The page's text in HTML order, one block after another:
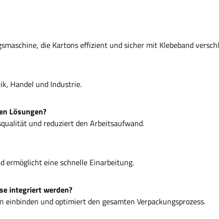
die Kartons effizient und sicher mit Klebeband
Handel und Industrie.
Lösungen?
und reduziert den Arbeitsaufwand.
ermöglicht eine schnelle Einarbeitung.
integriert werden?
und optimiert den gesamten Verpackungsprozess.